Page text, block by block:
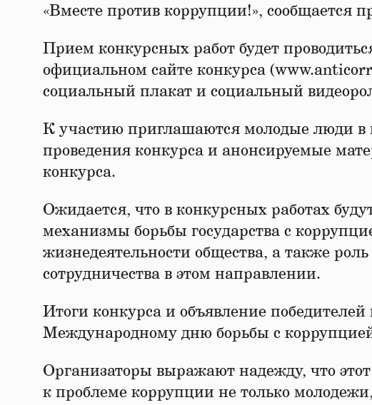
«Вместе против коррупции!», сообщается
Прием конкурсных работ будет
официальном сайте конкурса
социальный плакат и социальный
К участию приглашаются молодые люди в
проведения конкурса и анонсируемые
конкурса.
Ожидается, что в конкурсных работах
механизмы борьбы государства с
жизнедеятельности общества, а также
сотрудничества в этом направлении.
Итоги конкурса и объявление
Международному дню борьбы с
Организаторы выражают надежду, что
к проблеме коррупции не только